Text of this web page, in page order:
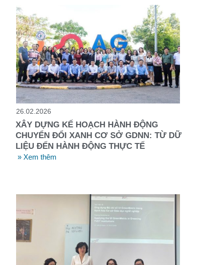
26.02.2026
XÂY DỰNG KẾ HOẠCH HÀNH ĐỘNG
CHUYỂN ĐỔI XANH CƠ SỞ GDNN: TỪ DỮ
LIỆU ĐẾN HÀNH ĐỘNG THỰC TẾ
» Xem thêm